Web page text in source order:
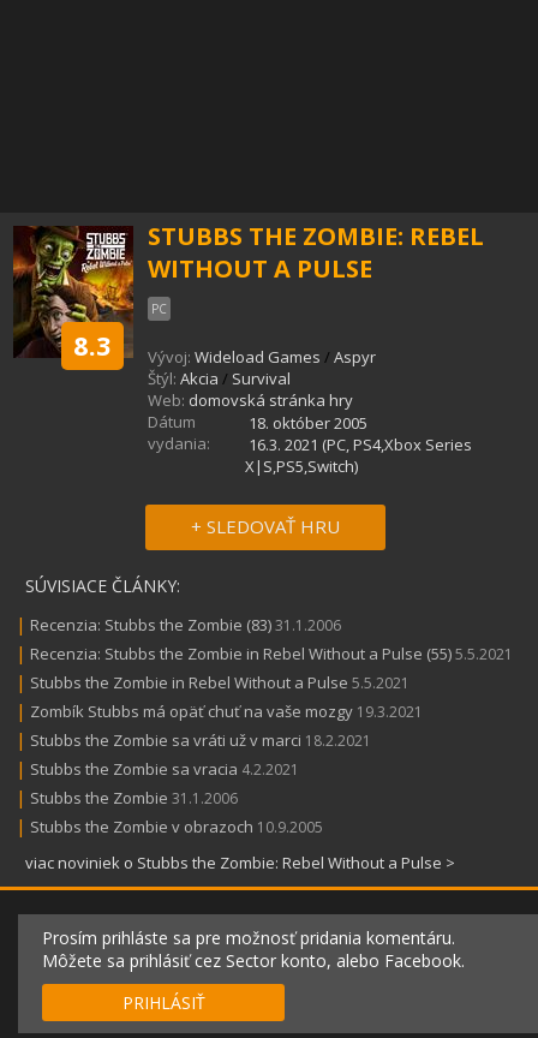
8.3
STUBBS THE ZOMBIE: REBEL
WITHOUT A PULSE
PC
Vývoj: Wideload Games / Aspyr
Štýl: Akcia / Survival
Web: domovská stránka hry
Dátum
vydania:
18. október 2005
16.3. 2021 (PC, PS4,Xbox Series
X|S,PS5,Switch)
+ SLEDOVAŤ HRU
SÚVISIACE ČLÁNKY:
| Recenzia: Stubbs the Zombie (83)31.1.2006
| Recenzia: Stubbs the Zombie in Rebel Without a Pulse (55)5.5.2021
| Stubbs the Zombie in Rebel Without a Pulse 5.5.2021
| Zombík Stubbs má opäť chuť na vaše mozgy 19.3.2021
| Stubbs the Zombie sa vráti už v marci 18.2.2021
| Stubbs the Zombie sa vracia 4.2.2021
| Stubbs the Zombie 31.1.2006
| Stubbs the Zombie v obrazoch 10.9.2005
viac noviniek o Stubbs the Zombie: Rebel Without a Pulse >
Prosím prihláste sa pre možnosť pridania komentáru.
Môžete sa prihlásiť cez Sector konto, alebo Facebook.
PRIHLÁSIŤ